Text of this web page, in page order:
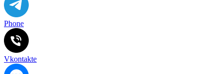
Phone
Vkontakte